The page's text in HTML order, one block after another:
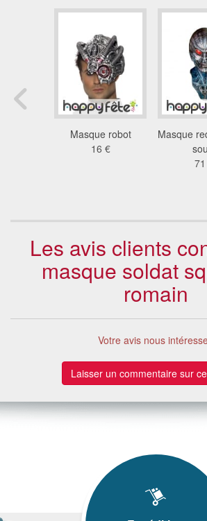
Masque robot
16 €
Masque
Les avis clients
masque soldat
romain
Votre avis nous
Laisser un commentaire sur